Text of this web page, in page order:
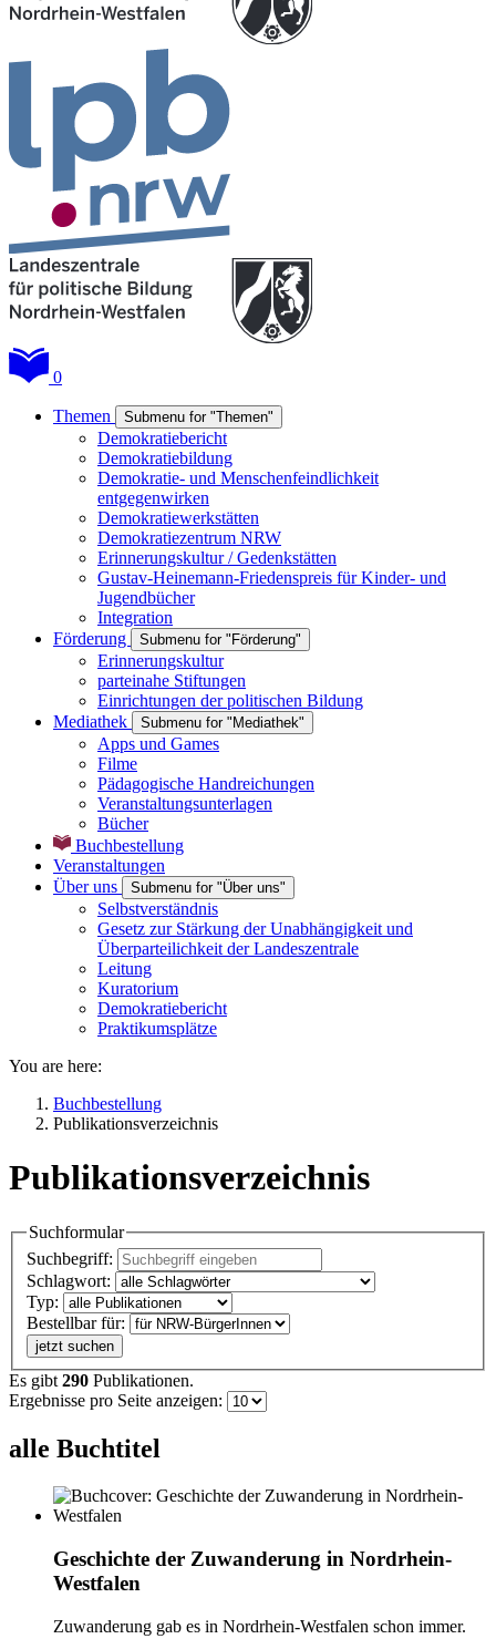
0
Themen Submenu for "Themen"
Demokratiebericht
Demokratiebildung
Demokratie- und Menschenfeindlichkeit
entgegenwirken
Demokratiewerkstätten
Demokratiezentrum NRW
Erinnerungskultur / Gedenkstätten
Gustav-Heinemann-Friedenspreis für Kinder- und
Jugendbücher
Integration
Förderung
Submenu for "Förderung"
Erinnerungskultur
parteinahe Stiftungen
Einrichtungen der politischen Bildung
Mediathek
Submenu for "Mediathek"
Apps und Games
Filme
Pädagogische Handreichungen
Veranstaltungsunterlagen
Bücher
Buchbestellung
Veranstaltungen
Über uns
Submenu for "Über uns"
Selbstverständnis
Gesetz zur Stärkung der Unabhängigkeit und
Überparteilichkeit der Landeszentrale
Leitung
Kuratorium
Demokratiebericht
Praktikumsplätze
You are here:
Buchbestellung
Publikationsverzeichnis
Publikationsverzeichnis
Suchformular
Suchbegriff:
Schlagwort:
Typ:
Bestellbar für:
jetzt suchen
Es gibt 290 Publikationen.
Ergebnisse pro Seite anzeigen:
alle Buchtitel
Geschichte der Zuwanderung in Nordrhein-
Westfalen
Zuwanderung gab es in Nordrhein-Westfalen schon immer.